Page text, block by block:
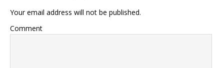
Your email address will not be published.
Comment